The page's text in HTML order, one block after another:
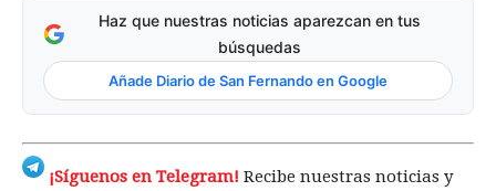
Haz que nuestras noticias aparezcan en tus
búsquedas
Añade Diario de San Fernando en Google
¡Síguenos en Telegram! Recibe nuestras noticias y